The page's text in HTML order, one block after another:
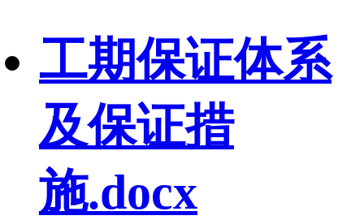
工期保证体系
及保证措
施.docx